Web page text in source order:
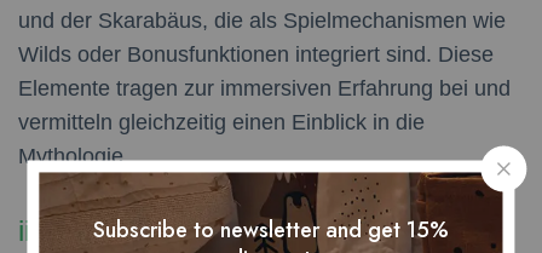
und der Skarabäus, die als Spielmechanismen wie
Wilds oder Bonusfunktionen integriert sind. Diese
Elemente tragen zur immersiven Erfahrung bei und
vermitteln gleichzeitig einen Einblick in die
Mythologie.
iii. Einfluss auf das Spielerlebnis und
Subscribe to newsletter and get 15%